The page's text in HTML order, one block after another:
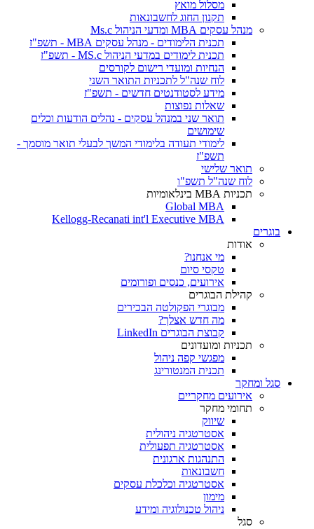
מסלול מואץ
תקנון החוג לחשבונאות
מנהל עסקים MBA ומדעי הניהול Ms.c
תכנית הלימודים - מנהל עסקים MBA - תשפ"ז
תכנית לימודים במדעי הניהול MS.c - תשפ"ז
הנחיות ומועדי רישום לקורסים
לוח שנה"ל לתכניות התואר השני
מידע לסטודנטים חדשים - תשפ"ז
שאלות נפוצות
תואר שני במנהל עסקים - נהלים הודעות וכלים
שימושים
לימודי תעודה בלימודי המשך לבעלי תואר מוסמך -
תשפ"ז
תואר שלישי
לוח שנה"ל תשפ"ו
תכניות MBA בינלאומיות
Global MBA
Kellogg-Recanati int'l Executive MBA
בוגרים
אודות
מי אנחנו?
טקסי סיום
אירועים, כנסים ופורומים
קהילת הבוגרים
מבוגרי הפקולטה הבכירים
מה חדש אצלך?
קבוצת הבוגרים LinkedIn
תכניות ומועדונים
מפגשי קפה ניהול
תכנית המנטורינג
סגל ומחקר
אירועים מחקריים
תחומי מחקר
שיווק
אסטרטגיה ניהולית
אסטרטגיה תפעולית
התנהגות ארגונית
חשבונאות
אסטרטגיה וכלכלת עסקים
מימון
ניהול טכנולוגיה ומידע
סגל